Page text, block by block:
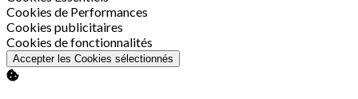
Activer
Cookies de Performances
Activer
Cookies publicitaires
Activer
Cookies de fonctionnalités
Accepter les Cookies sélectionnés